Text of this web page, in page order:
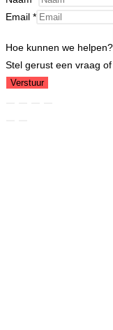
Email *
Hoe kunnen we helpen?
Stel gerust een vraag
Verstuur